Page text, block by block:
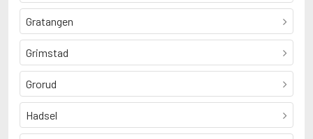
Gratangen
Grimstad
Grorud
Hadsel